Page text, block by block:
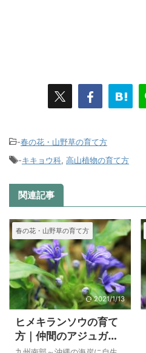
-春の花・山野草の育て方
-キキョウ科, 高山植物の育て方
関連記事
春の花・山野草の育て方
2021/1/13
ヒメキランソウの育て
方｜仲間のアジュガ、
オウギカズラ、ヒイラ